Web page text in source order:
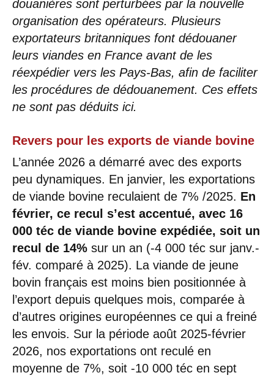
douanières sont perturbées par la nouvelle
organisation des opérateurs. Plusieurs
exportateurs britanniques font dédouaner
leurs viandes en France avant de les
réexpédier vers les Pays-Bas, afin de faciliter
les procédures de dédouanement. Ces effets
ne sont pas déduits ici.
Revers pour les exports de viande bovine
L’année 2026 a démarré avec des exports
peu dynamiques. En janvier, les exportations
de viande bovine reculaient de 7% /2025. En
février, ce recul s’est accentué, avec 16
000 téc de viande bovine expédiée, soit un
recul de 14% sur un an (-4 000 téc sur janv.-
fév. comparé à 2025). La viande de jeune
bovin français est moins bien positionnée à
l’export depuis quelques mois, comparée à
d’autres origines européennes ce qui a freiné
les envois. Sur la période août 2025-février
2026, nos exportations ont reculé en
moyenne de 7%, soit -10 000 téc en sept